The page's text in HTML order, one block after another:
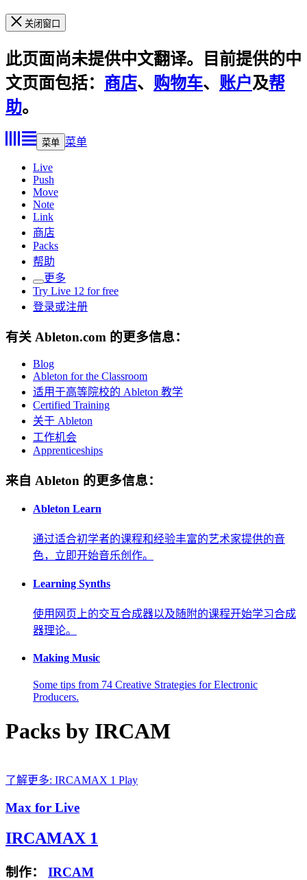
关闭窗口
此页面尚未提供中文翻译。目前提供的中
文页面包括： 商店、 购物车、 账户及帮
助。
菜单 菜单
Live
Push
Move
Note
Link
商店
Packs
帮助
更多
Try Live 12 for free
登录或注册
有关 Ableton.com 的更多信息：
Blog
Ableton for the Classroom
适用于高等院校的 Ableton 教学
Certified Training
关于 Ableton
工作机会
Apprenticeships
来自 Ableton 的更多信息：
Ableton Learn
通过适合初学者的课程和经验丰富的艺术家提供的音
色，立即开始音乐创作。
Learning Synths
使用网页上的交互合成器以及随附的课程开始学习合成
器理论。
Making Music
Some tips from 74 Creative Strategies for Electronic
Producers.
Packs by IRCAM
了解更多: IRCAMAX 1 Play
Max for Live
IRCAMAX 1
制作： IRCAM